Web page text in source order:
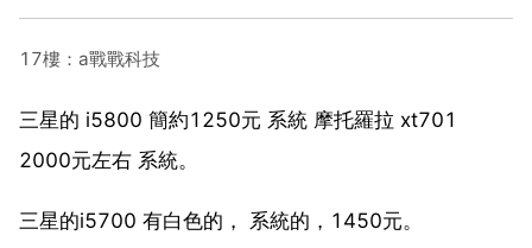
17樓：a戰戰科技
三星的 i5800 簡約1250元 系統 摩托羅拉 xt701
2000元左右 系統。
三星的i5700 有白色的， 系統的，1450元。